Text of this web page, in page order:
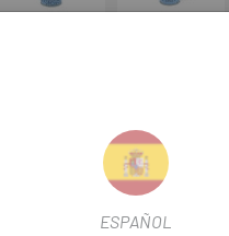
NETEJADOR
ESPAÑOL